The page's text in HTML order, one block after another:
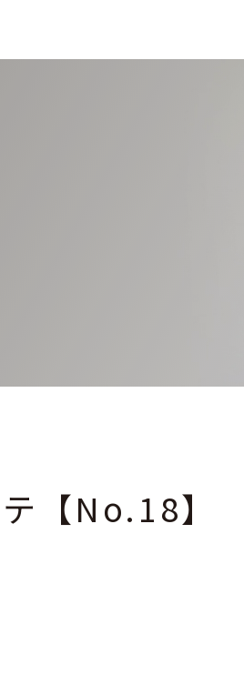
【No.18】